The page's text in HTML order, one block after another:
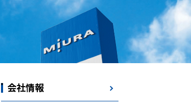
会社情報